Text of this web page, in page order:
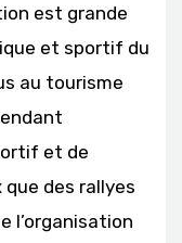
est grande
et sportif du
au tourisme
et de
que des rallyes
l’organisation